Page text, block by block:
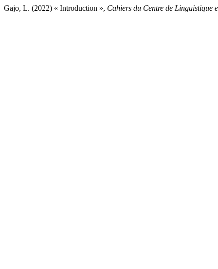
Gajo, L. (2022) « Introduction », Cahiers du Centre de Linguistique